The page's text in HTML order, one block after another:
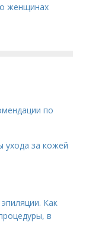
женщинах
по
ухода за кожей
Как
в